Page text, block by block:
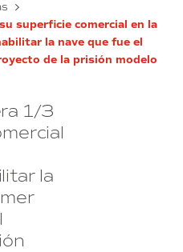
y
subsecretaria
de
superficie comercial en la
la nave que fue el
de la prisión modelo
1/3
la
la
primera
reunión